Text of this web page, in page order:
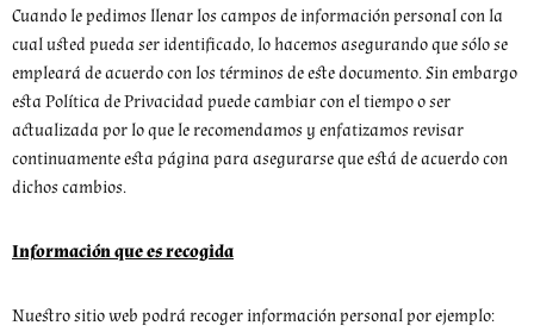
Cuando le pedimos llenar los campos de información personal con la
cual usted pueda ser identificado, lo hacemos asegurando que sólo se
empleará de acuerdo con los términos de este documento. Sin embargo
esta Política de Privacidad puede cambiar con el tiempo o ser
actualizada por lo que le recomendamos y enfatizamos revisar
continuamente esta página para asegurarse que está de acuerdo con
dichos cambios.
Información que es recogida
Nuestro sitio web podrá recoger información personal por ejemplo: